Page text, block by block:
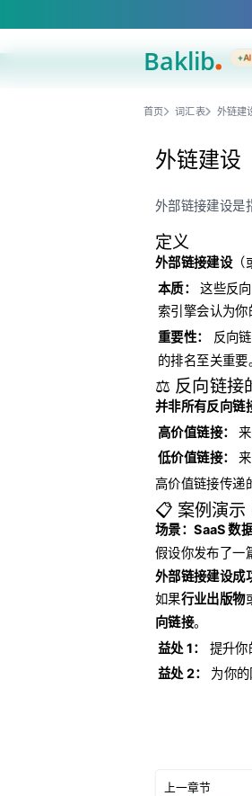
A Markdown version of this page is
+AI
首页 词汇表 外链建
外链建设
外部链接建设是
定义
外部链接建设（
本质：
这些反
索引擎会认为你
重要性： 反向
的排名至关重要
⚖️ 反向链接
并非所有反向链
高价值链接：
低价值链接：
高价值链接传递
📋 案例演
场景：SaaS 数
假设你发布了一
外部链接建设成
如果行业出版物
向链接。
益处 1：
提升
益处 2：
为你
上一章节